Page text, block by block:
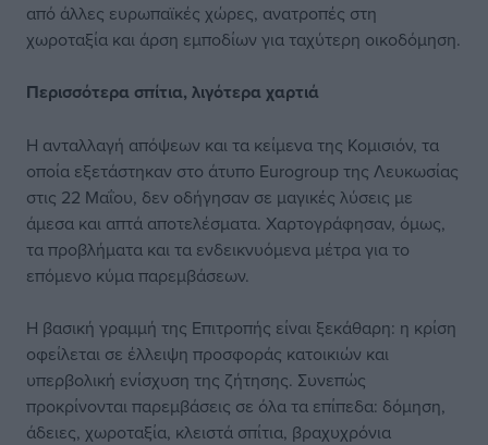
από άλλες ευρωπαϊκές χώρες, ανατροπές στη
χωροταξία και άρση εμποδίων για ταχύτερη οικοδόμηση.
Περισσότερα σπίτια, λιγότερα χαρτιά
Η ανταλλαγή απόψεων και τα κείμενα της Κομισιόν, τα
οποία εξετάστηκαν στο άτυπο Eurogroup της Λευκωσίας
στις 22 Μαΐου, δεν οδήγησαν σε μαγικές λύσεις με
άμεσα και απτά αποτελέσματα. Χαρτογράφησαν, όμως,
τα προβλήματα και τα ενδεικνυόμενα μέτρα για το
επόμενο κύμα παρεμβάσεων.
Η βασική γραμμή της Επιτροπής είναι ξεκάθαρη: η κρίση
οφείλεται σε έλλειψη προσφοράς κατοικιών και
υπερβολική ενίσχυση της ζήτησης. Συνεπώς
προκρίνονται παρεμβάσεις σε όλα τα επίπεδα: δόμηση,
άδειες, χωροταξία, κλειστά σπίτια, βραχυχρόνια